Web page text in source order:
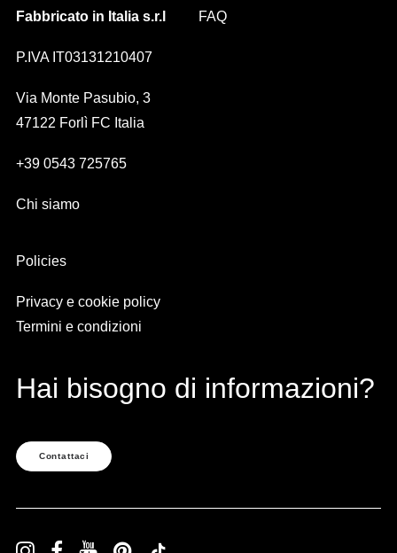
Fabbricato in Italia s.r.l
P.IVA IT03131210407
Via Monte Pasubio, 3
47122 Forlì FC Italia
+39 0543 725765
Chi siamo
FAQ
Policies
Privacy e cookie policy
Termini e condizioni
Hai bisogno di informazioni?
Contattaci